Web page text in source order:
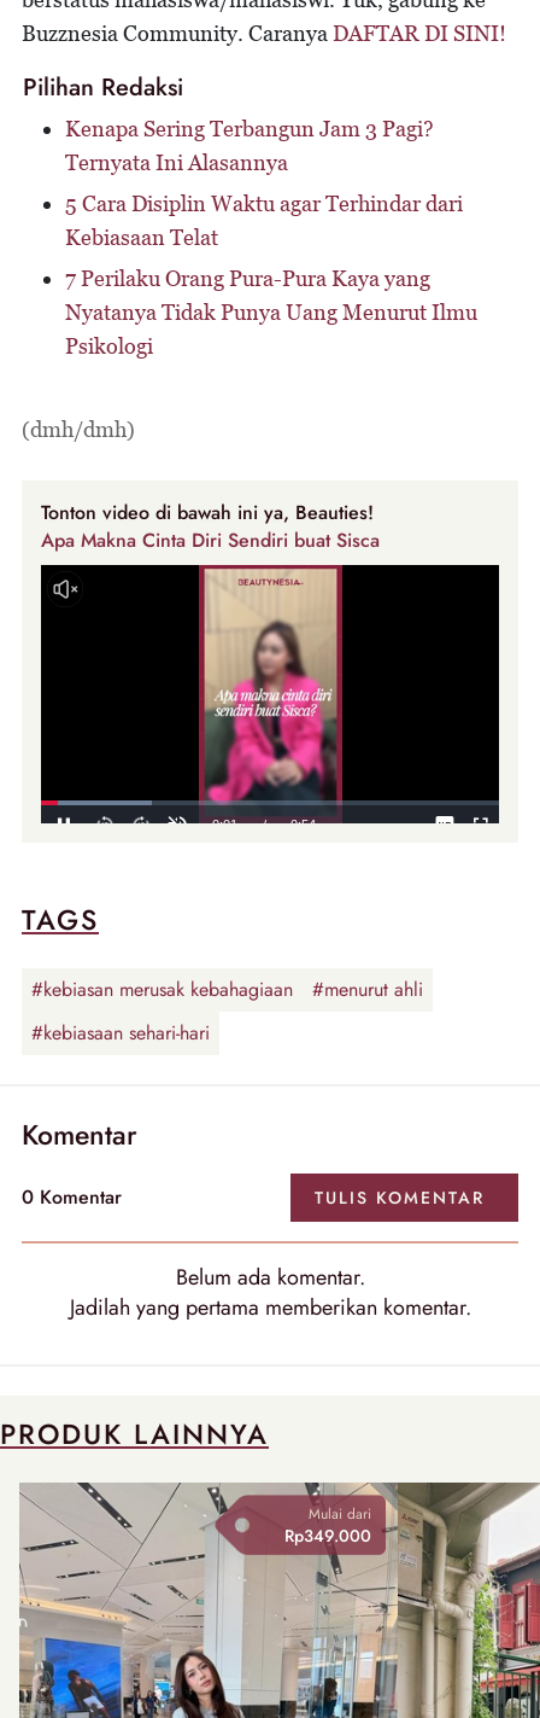
Buzznesia Community. CaranyaDAFTAR DI SINI!
Pilihan Redaksi
Kenapa Sering Terbangun Jam 3 Pagi?
Ternyata Ini Alasannya
5 Cara Disiplin Waktu agar Terhindar dari
Kebiasaan Telat
7 Perilaku Orang Pura-Pura Kaya yang
Nyatanya Tidak Punya Uang Menurut Ilmu
Psikologi
(dmh/dmh)
Tonton video di bawah ini ya, Beauties!
Apa Makna Cinta Diri Sendiri buat Sisca
TAGS
#kebiasan merusak kebahagiaan
#menurut ahli
#kebiasaan sehari-hari
Komentar
0 Komentar TULIS KOMENTAR
Belum ada komentar.
Jadilah yang pertama memberikan komentar.
PRODUK LAINNYA
Mulai dari
Rp349.000